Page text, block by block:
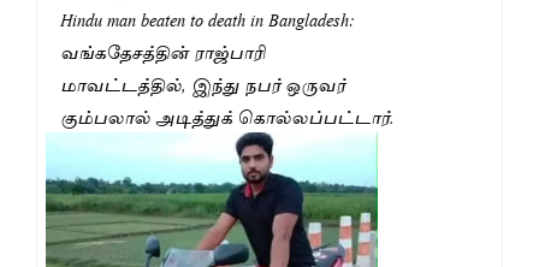
Hindu man beaten to death in Bangladesh:
வங்கதேசத்தின் ராஜ்பாரி
மாவட்டத்தில், இந்து நபர் ஒருவர்
கும்பலால் அடித்துக் கொல்லப்பட்டார்.